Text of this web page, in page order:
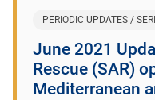
PERIODIC UPDATES /
June 2021
Rescue (SAR)
Mediterranean